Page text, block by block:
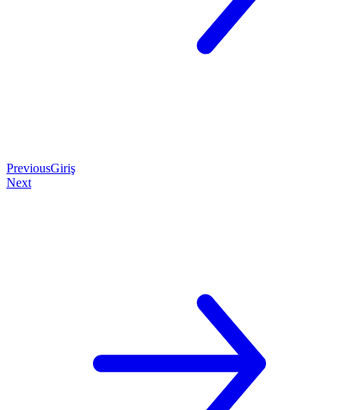
PreviousGiriş
Next